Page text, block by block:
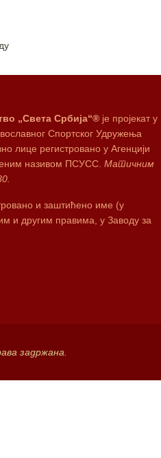
„Света Србија“® је пројекат у
Спортског Удружења
лице регистровано у Агенцији
називом ПСУСС. Матичним
и заштићено име (у
и другим правима, у Заводу за
задржана.